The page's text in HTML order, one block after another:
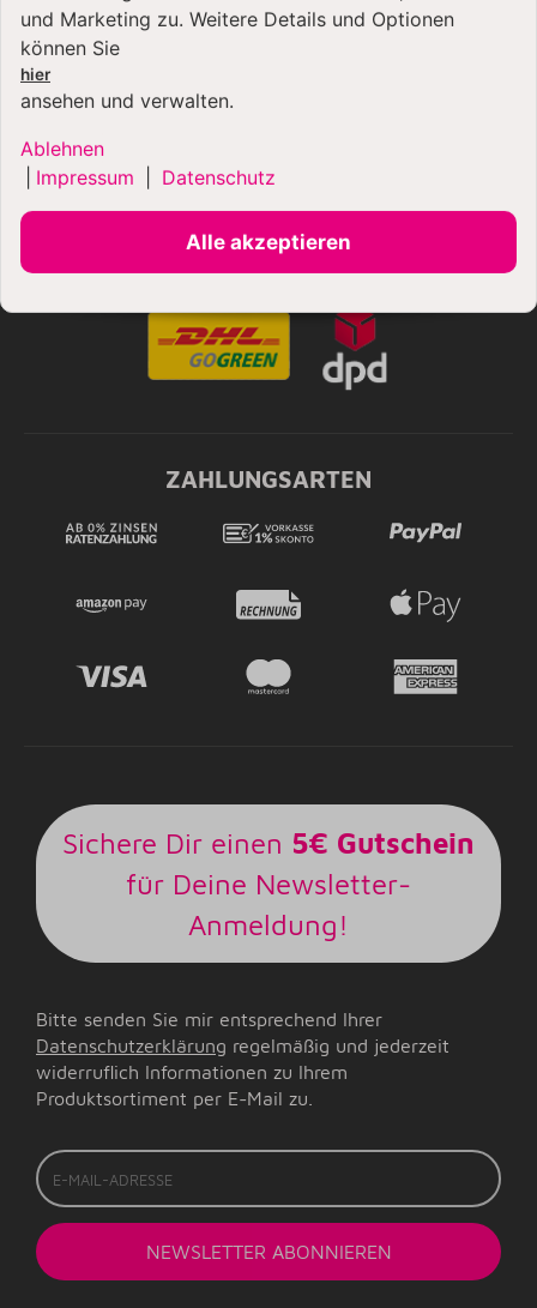
bringt. Das harmonische Design und die hochwertige
Verarbeitung, machen diese Küchenmaschine nicht nur
zu einem visuellen Highlight, sondern auch zu einem
verlässlichen Partner.
VERSANDARTEN
ZAHLUNGSARTEN
Sichere Dir einen 5€ Gutschein
für Deine Newsletter-
Anmeldung!
Bitte senden Sie mir entsprechend Ihrer
Datenschutzerklärung regelmäßig und jederzeit
widerruflich Informationen zu Ihrem
Produktsortiment per E-Mail zu.
E-
Mail-
Adresse
NEWSLETTER ABONNIEREN
und Marketing zu. Weitere Details und Optionen
können Sie
hier
ansehen und verwalten.
Ablehnen
Impressum Datenschutz
Alle akzeptieren